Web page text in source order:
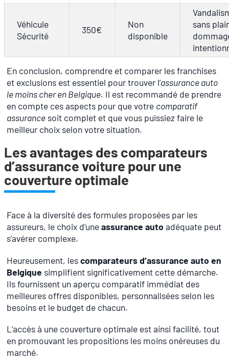
Véhicule
Sécurité
350€
Non
disponible
sans
En conclusion, comprendre et comparer les franchises
et exclusions est essentiel pour trouver l’assurance auto
le moins cher en Belgique. Il est recommandé de prendre
en compte ces aspects pour que votre comparatif
assurance soit complet et que vous puissiez faire le
meilleur choix selon votre situation.
Les avantages des comparateurs
d’assurance voiture pour une
couverture optimale
Face à la diversité des formules proposées par les
assureurs, le choix d’uneassurance auto adéquate peut
s’avérer complexe.
Heureusement, lescomparateurs d’assurance auto en
Belgique simplifient significativement cette démarche.
Ils fournissent un aperçu comparatif immédiat des
meilleures offres disponibles, personnalisées selon les
besoins et le budget de chacun.
L’accès à une couverture optimale est ainsi facilité, tout
en promouvant les propositions les moins onéreuses du
marché.